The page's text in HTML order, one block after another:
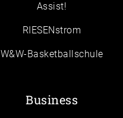
Assist!
RIESENstrom
W&W-Basketballschule
Business